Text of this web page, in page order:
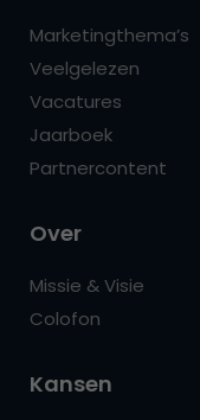
Marketingthema’s
Veelgelezen
Vacatures
Jaarboek
Partnercontent
Over
Missie & Visie
Colofon
Kansen